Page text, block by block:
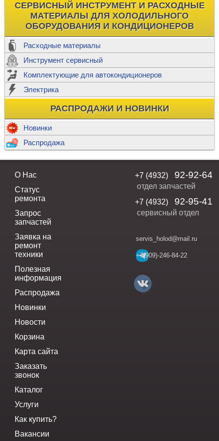
СЕРВИСНЫЙ ИНСТРУМЕНТ И РАСХОДНЫЕ
МАТЕРИАЛЫ ДЛЯ ХОЛОДИЛЬНОГО
ОБОРУДОВАНИЯ И КОНДИЦИОНЕРОВ
Расходные материалы
Инструмент сервисный
Комплектующие для автокондиционеров
Электрика
РАСПРОДАЖИ И НОВИНКИ
Новинки
Распродажа
О Нас
Статус
ремонта
Запрос
запчастей
Заявка на
ремонт
техники
Полезная
информация
Распродажа
Новинки
Новости
Корзина
Карта сайта
Заказать
звонок
Каталог
Услуги
Как купить?
Вакансии
+7 (4932) 92-92-64
отдел запчастей
+7 (4932)
92-95-41
сервисный отдел
servis_holod@mail.ru
+7(909)-246-84-22